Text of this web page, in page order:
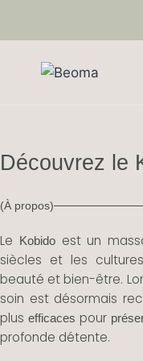
Découvrez le
(À propos)
Le Kobidoest un
siècles et les
beauté et bien-être.
soin est désormais
plus efficaces pour p
profonde détente.